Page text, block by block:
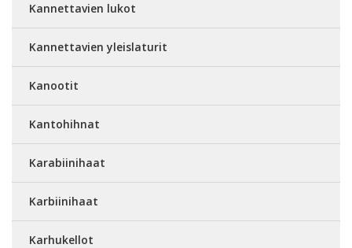
Kannettavien lukot
Kannettavien yleislaturit
Kanootit
Kantohihnat
Karabiinihaat
Karbiinihaat
Karhukellot